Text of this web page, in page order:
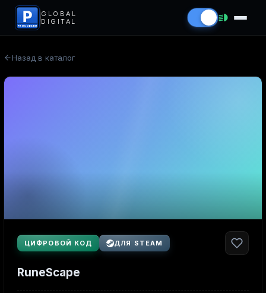
P
PROCODS.RU
GLOBAL
DIGITAL
Назад в каталог
ЦИФРОВОЙ КОД ДЛЯ STEAM
RuneScape